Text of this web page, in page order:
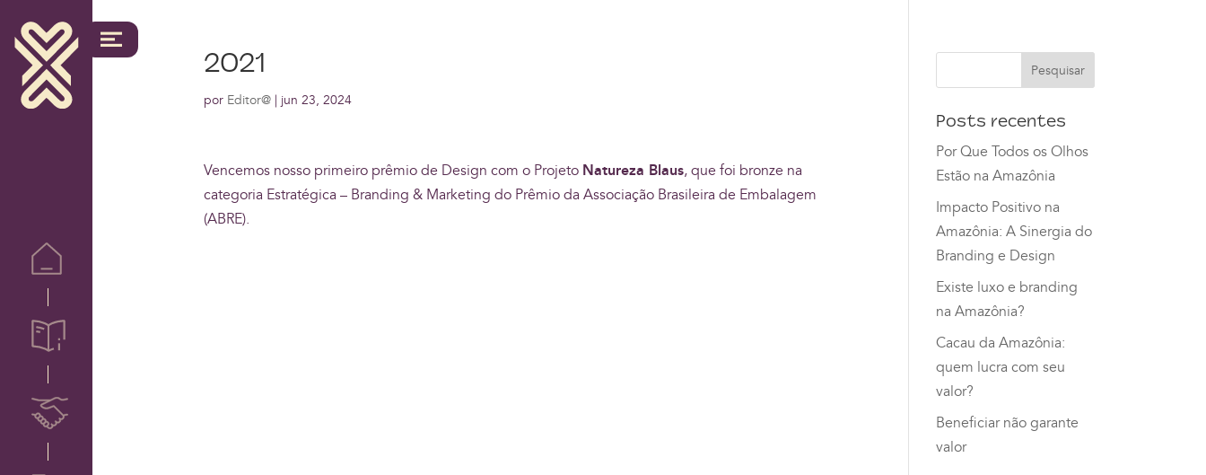
2021
por Editor@ | jun 23, 2024
Vencemos nosso primeiro prêmio de Design com o Projeto Natureza Blaus, que foi bronze na
categoria Estratégica – Branding & Marketing do Prêmio da Associação Brasileira de Embalagem
(ABRE).
Posts recentes
Por Que Todos os Olhos
Estão na Amazônia
Impacto Positivo na
Amazônia: A Sinergia do
Branding e Design
Existe luxo e branding
na Amazônia?
Cacau da Amazônia:
quem lucra com seu
valor?
Beneficiar não garante
valor